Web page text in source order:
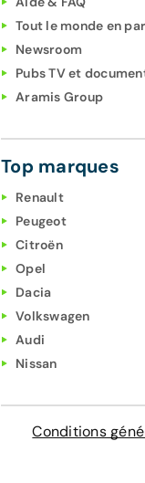
Tout le monde en
Newsroom
Pubs TV et
Aramis Group
Top marques
Renault
Peugeot
Citroën
Opel
Dacia
Volkswagen
Audi
Nissan
Conditions